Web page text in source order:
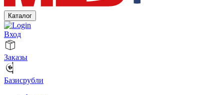
Каталог
Вход
Заказы
Базисрубли